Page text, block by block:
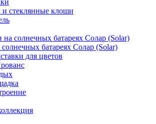
стеклянные клоши
на солнечных батареях Солар (Solar)
батареях Солар (Solar)
для цветов